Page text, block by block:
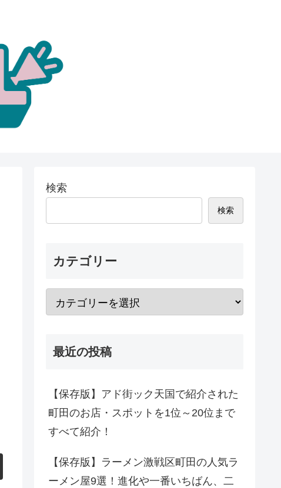
検索
検索
カテゴリー
最近の投稿
【保存版】アド街ック天国で紹介された
町田のお店・スポットを1位～20位まで
すべて紹介！
【保存版】ラーメン激戦区町田の人気ラ
ーメン屋9選！進化や一番いちばん、二